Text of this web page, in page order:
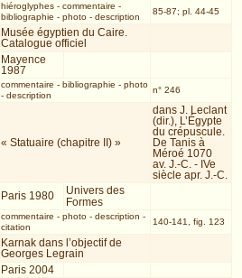
hiéroglyphes- commentaire -
bibliographie - photo- description
85-87; pl. 44-45
Musée égyptien du Caire.
Catalogue officiel
Mayence
1987
commentaire - bibliographie - photo
- description
n° 246
« Statuaire (chapitre II) »
dans J. Leclant
(dir.), L’Égypte
du crépuscule.
De Tanis à
Méroé 1070
av. J.-C. - IVe
siècle apr. J.-C.
Paris 1980
Univers des
Formes
commentaire - photo- description -
citation
140-141, fig. 123
Karnak dans l’objectif de
Georges Legrain
Paris 2004